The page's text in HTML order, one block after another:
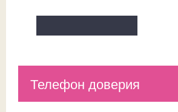
Телефон доверия